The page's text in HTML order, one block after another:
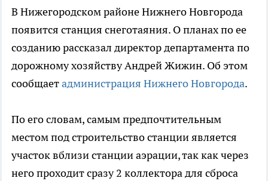
В Нижегородском районе Нижнего Новгорода
появится станция снеготаяния. О планах по ее
созданию рассказал директор департамента по
дорожному хозяйству Андрей Жижин. Об этом
сообщаетадминистрация Нижнего Новгорода.
По его словам, самым предпочтительным
местом под строительство станции является
участок вблизи станции аэрации, так как через
него проходит сразу 2 коллектора для сброса